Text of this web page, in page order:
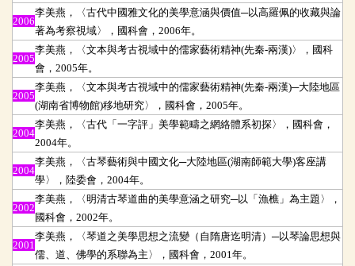
2006
李美燕，〈古代中國雅文化的美學意涵與價值─以高羅佩的收藏與論
著為考察視域〉，國科會，2006年。
2005
李美燕，〈文本與考古視域中的儒家藝術精神(先秦-兩漢)〉，國科
會，2005年。
2005
李美燕，〈文本與考古視域中的儒家藝術精神(先秦-兩漢)─大陸地區
(湖南省博物館)移地研究〉，國科會，2005年。
2004
李美燕，〈古代「一字評」美學範疇之網絡體系初探〉，國科會，
2004年。
2004
李美燕，〈古琴藝術與中國文化─大陸地區(湖南師範大學)客座講
學〉，陸委會，2004年。
2002
李美燕，〈明清古琴道曲的美學意涵之研究─以「漁樵」為主題〉，
國科會，2002年。
2001
李美燕，〈琴道之美學思想之流變（自隋唐迄明清）─以琴論思想與
儒、道、佛學的系聯為主〉，國科會，2001年。